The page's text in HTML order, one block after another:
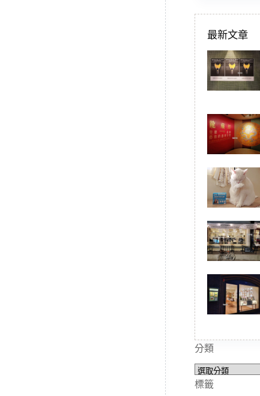
最新文章
分類
分
類
標籤